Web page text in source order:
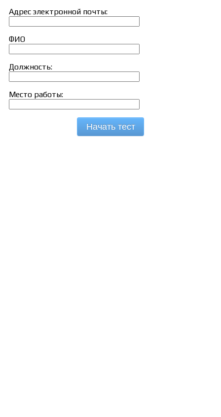
Адрес электронной почты:
ФИО
Должность:
Место работы:
Начать тест